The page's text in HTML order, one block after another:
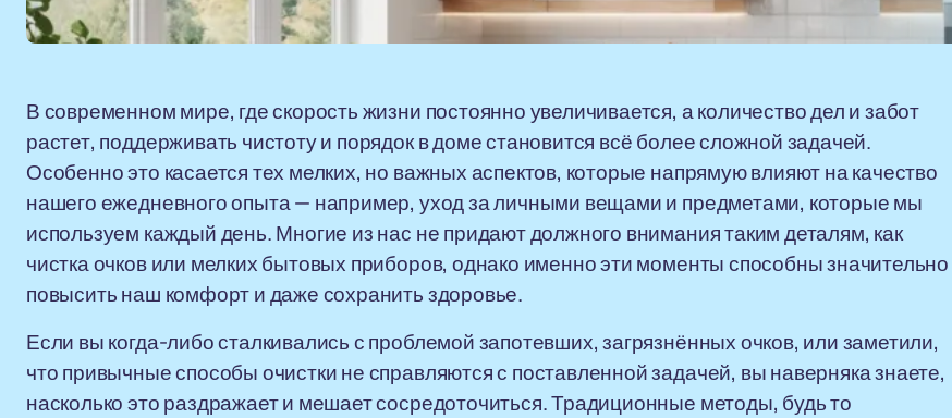
В современном мире, где скорость жизни постоянно увеличивается, а количество дел и забот
растет, поддерживать чистоту и порядок в доме становится всё более сложной задачей.
Особенно это касается тех мелких, но важных аспектов, которые напрямую влияют на качество
нашего ежедневного опыта — например, уход за личными вещами и предметами, которые мы
используем каждый день. Многие из нас не придают должного внимания таким деталям, как
чистка очков или мелких бытовых приборов, однако именно эти моменты способны значительно
повысить наш комфорт и даже сохранить здоровье.
Если вы когда-либо сталкивались с проблемой запотевших, загрязнённых очков, или заметили,
что привычные способы очистки не справляются с поставленной задачей, вы наверняка знаете,
насколько это раздражает и мешает сосредоточиться. Традиционные методы, будь то